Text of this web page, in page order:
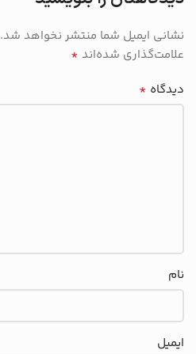
نشانی ایمیل شما منتشر نخواهد شد.
علامت‌گذاری شده‌اند *
دیدگاه *
نام
ایمیل